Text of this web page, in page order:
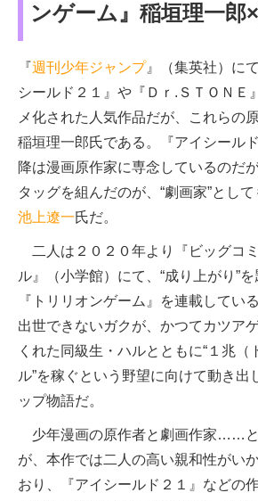
ンゲーム』稲垣理一郎
『週刊少年ジャンプ』（集英社）に
シールド２１』や『Ｄｒ.ＳＴＯＮＥ
メ化された人気作品だが、これらの
稲垣理一郎氏である。『アイシール
降は漫画原作家に専念しているのだ
タッグを組んだのが、“劇画家”とし
池上遼一氏だ。
二人は２０２０年より『ビッグコ
ル』（小学館）にて、“成り上がり”
『トリリオンゲーム』を連載してい
出世できないガクが、かつてカツア
くれた同級生・ハルとともに“１兆（
ル”を稼ぐという野望に向けて動き出
ップ物語だ。
少年漫画の原作者と劇画作家……
が、本作では二人の高い親和性がい
おり、『アイシールド２１』などの